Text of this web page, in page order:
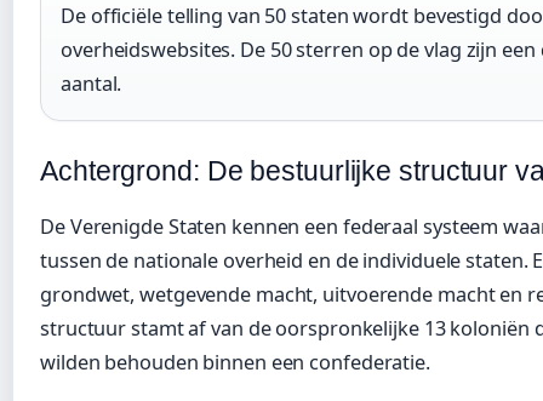
De officiële telling van 50 staten wordt bevestigd
overheidswebsites. De 50 sterren op de vlag zijn
aantal.
Achtergrond: De bestuurlijke structuur
De Verenigde Staten kennen een federaal systeem
tussen de nationale overheid en de individuele staten.
grondwet, wetgevende macht, uitvoerende macht en
structuur stamt af van de oorspronkelijke 13 koloniën
wilden behouden binnen een confederatie.